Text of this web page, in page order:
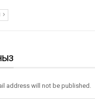
address will not be published.